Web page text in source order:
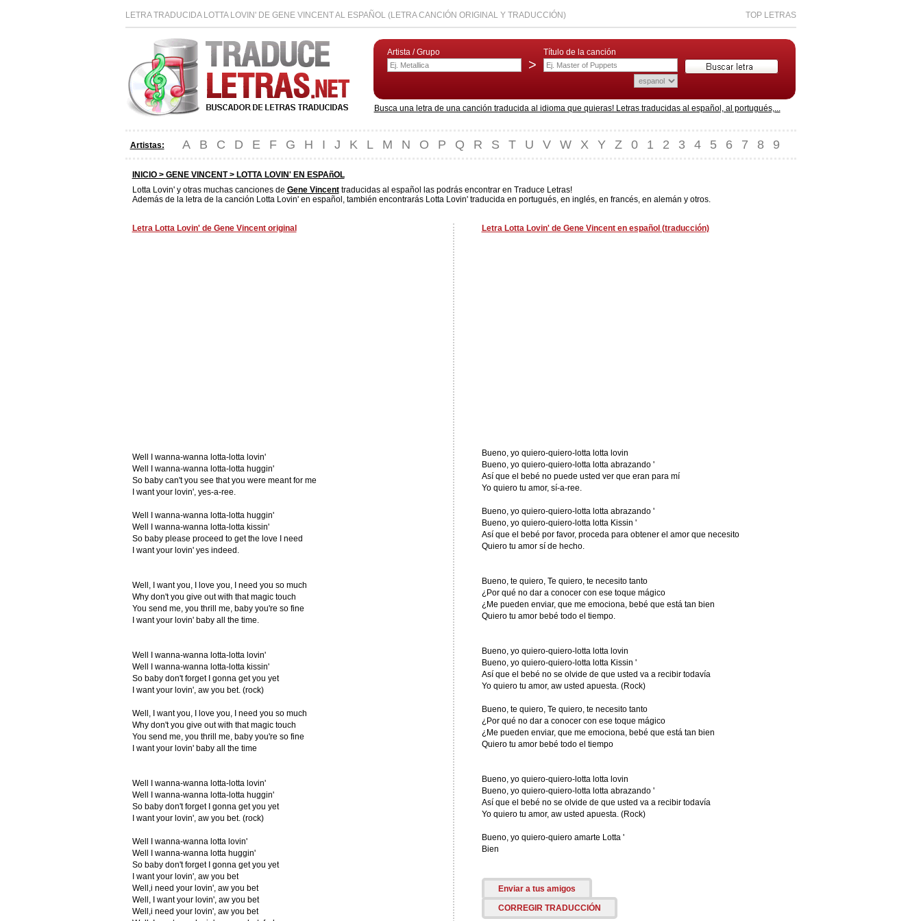
LETRA TRADUCIDA LOTTA LOVIN' DE GENE VINCENT AL ESPAÑOL (LETRA CANCIÓN ORIGINAL Y TRADUCCIÓN) TOP LETRAS
Artista / Grupo
>
Título de la canción
Busca una letra de una canción traducida al idioma que quieras! Letras traducidas al español, al portugués,...
Artistas: A B C D E F G H I J K L M N O P Q R S T U V W X Y Z 0 1 2 3 4 5 6 7 8 9
INICIO > GENE VINCENT> LOTTA LOVIN' EN ESPAñOL
Lotta Lovin' y otras muchas canciones de Gene Vincenttraducidas al español las podrás encontrar en Traduce Letras!
Además de la letra de la canción Lotta Lovin' en español, también encontrarás Lotta Lovin' traducida en portugués, en inglés, en francés, en alemán y otros.
Letra Lotta Lovin' de Gene Vincent original
Well I wanna-wanna lotta-lotta lovin'
Well I wanna-wanna lotta-lotta huggin'
So baby can't you see that you were meant for me
I want your lovin', yes-a-ree.
Well I wanna-wanna lotta-lotta huggin'
Well I wanna-wanna lotta-lotta kissin'
So baby please proceed to get the love I need
I want your lovin' yes indeed.
Well, I want you, I love you, I need you so much
Why don't you give out with that magic touch
You send me, you thrill me, baby you're so fine
I want your lovin' baby all the time.
Well I wanna-wanna lotta-lotta lovin'
Well I wanna-wanna lotta-lotta kissin'
So baby don't forget I gonna get you yet
I want your lovin', aw you bet. (rock)
Well, I want you, I love you, I need you so much
Why don't you give out with that magic touch
You send me, you thrill me, baby you're so fine
I want your lovin' baby all the time
Well I wanna-wanna lotta-lotta lovin'
Well I wanna-wanna lotta-lotta huggin'
So baby don't forget I gonna get you yet
I want your lovin', aw you bet. (rock)
Well I wanna-wanna lotta lovin'
Well I wanna-wanna lotta huggin'
So baby don't forget I gonna get you yet
I want your lovin', aw you bet
Well,i need your lovin', aw you bet
Well, I want your lovin', aw you bet
Well,i need your lovin', aw you bet
Letra Lotta Lovin' de Gene Vincent en español (traducción)
Bueno, yo quiero-quiero-lotta lotta lovin
Bueno, yo quiero-quiero-lotta lotta abrazando '
Así que el bebé no puede usted ver que eran para mí
Yo quiero tu amor, sí-a-ree.
Bueno, yo quiero-quiero-lotta lotta abrazando '
Bueno, yo quiero-quiero-lotta lotta Kissin '
Así que el bebé por favor, proceda para obtener el amor que necesito
Quiero tu amor sí de hecho.
Bueno, te quiero, Te quiero, te necesito tanto
¿Por qué no dar a conocer con ese toque mágico
¿Me pueden enviar, que me emociona, bebé que está tan bien
Quiero tu amor bebé todo el tiempo.
Bueno, yo quiero-quiero-lotta lotta lovin
Bueno, yo quiero-quiero-lotta lotta Kissin '
Así que el bebé no se olvide de que usted va a recibir todavía
Yo quiero tu amor, aw usted apuesta. (Rock)
Bueno, te quiero, Te quiero, te necesito tanto
¿Por qué no dar a conocer con ese toque mágico
¿Me pueden enviar, que me emociona, bebé que está tan bien
Quiero tu amor bebé todo el tiempo
Bueno, yo quiero-quiero-lotta lotta lovin
Bueno, yo quiero-quiero-lotta lotta abrazando '
Así que el bebé no se olvide de que usted va a recibir todavía
Yo quiero tu amor, aw usted apuesta. (Rock)
Bueno, yo quiero-quiero amarte Lotta '
Bien
Enviar a tus amigos
CORREGIR TRADUCCIÓN